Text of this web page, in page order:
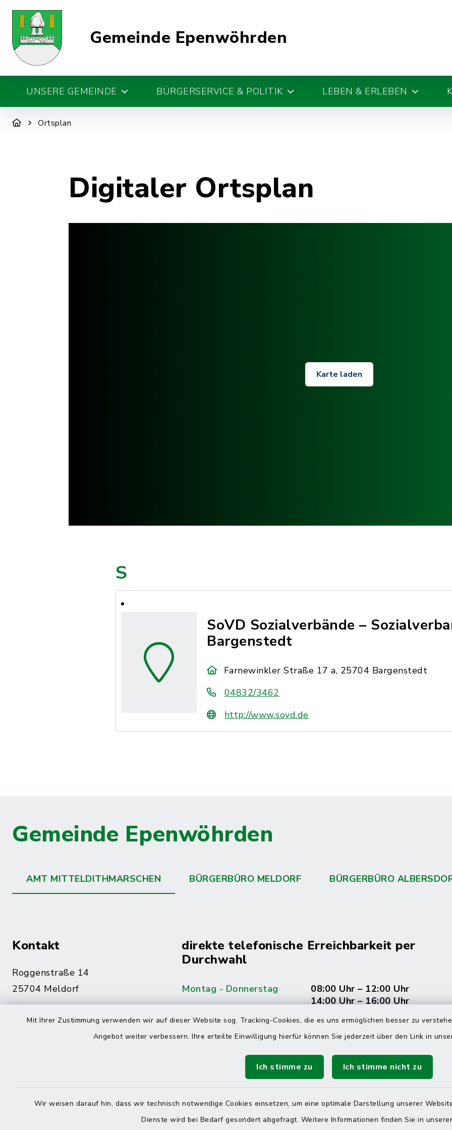
Mit Ihrer Zustimmung verwenden wir auf dieser Website sog. Tracking-Cookies, die es uns ermöglichen besser zu
Angebot weiter verbessern. Ihre erteilte Einwilligung hierfür können Sie jederzeit über den Link in
Ich stimme zu Ich stimme nicht zu
Wir weisen darauf hin, dass wir technisch notwendige Cookies einsetzen, um eine optimale Darstellung unserer
Dienste wird bei Bedarf gesondert abgefragt. Weitere Informationen finden Sie in
Gemeinde Epenwöhrden
UNSERE GEMEINDE BÜRGERSERVICE & POLITIK LEBEN & ERLEBEN
Ortsplan
Digitaler Ortsplan
Karte laden
S
SoVD Sozialverbände –
Bargenstedt
Farnewinkler Straße 17 a, 25704 Bargenstedt
04832/3462
http://www.sovd.de
Gemeinde Epenwöhrden
AMT MITTELDITHMARSCHEN BÜRGERBÜRO MELDORF BÜRGERBÜRO
Kontakt
Roggenstraße 14
25704 Meldorf
04832 6065-215
direkte telefonische Erreichbarkeit per
Durchwahl
Montag - Donnerstag
08:00 Uhr – 12:00 Uhr
14:00 Uhr – 16:00 Uhr
Freitag
08:00 Uhr – 12:00 Uhr
Online-Terminvereinbarung
Haben Sie ein dringendes Anliegen, finden aber online
keinen zeitnahen Termin? Rufen Sie uns gerne unter der
Telefonnummer 04832 6065 0 an!